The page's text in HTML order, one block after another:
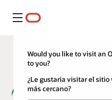
Menú
Would you like to visit an
to you?
¿Le gustaría visitar el sitio
más cercano?